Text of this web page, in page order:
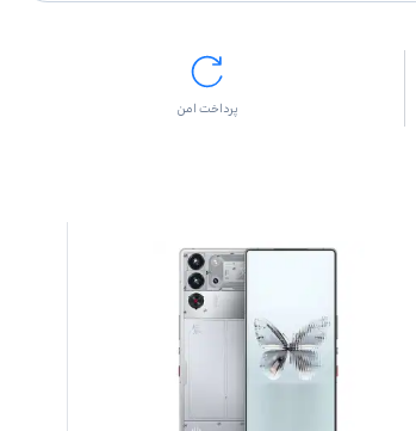
پرداخت امن